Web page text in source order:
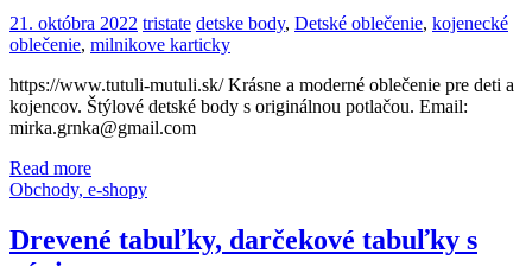
21. októbra 2022 tristate detske body, Detské oblečenie, kojenecké
oblečenie, milnikove karticky
https://www.tutuli-mutuli.sk/ Krásne a moderné oblečenie pre deti a
kojencov. Štýlové detské body s originálnou potlačou. Email:
mirka.grnka@gmail.com
Read more
Obchody, e-shopy
Drevené tabuľky, darčekové tabuľky s